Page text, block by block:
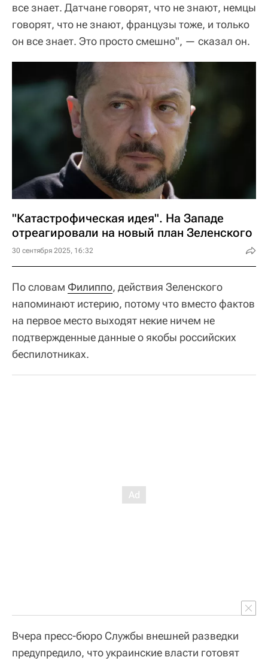
все знает. Датчане говорят, что не знают, немцы
говорят, что не знают, французы тоже, и только
он все знает. Это просто смешно", — сказал он.
"Катастрофическая идея". На Западе
отреагировали на новый план Зеленского
30 сентября 2025, 16:32
По словам Филиппо, действия Зеленского
напоминают истерию, потому что вместо фактов
на первое место выходят некие ничем не
подтвержденные данные о якобы российских
беспилотниках.
Вчера пресс-бюро Службы внешней разведки
предупредило, что украинские власти готовят